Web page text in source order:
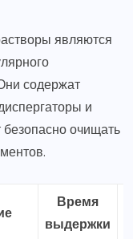
являются
содержат
и
безопасно очищать
Время
выдержки